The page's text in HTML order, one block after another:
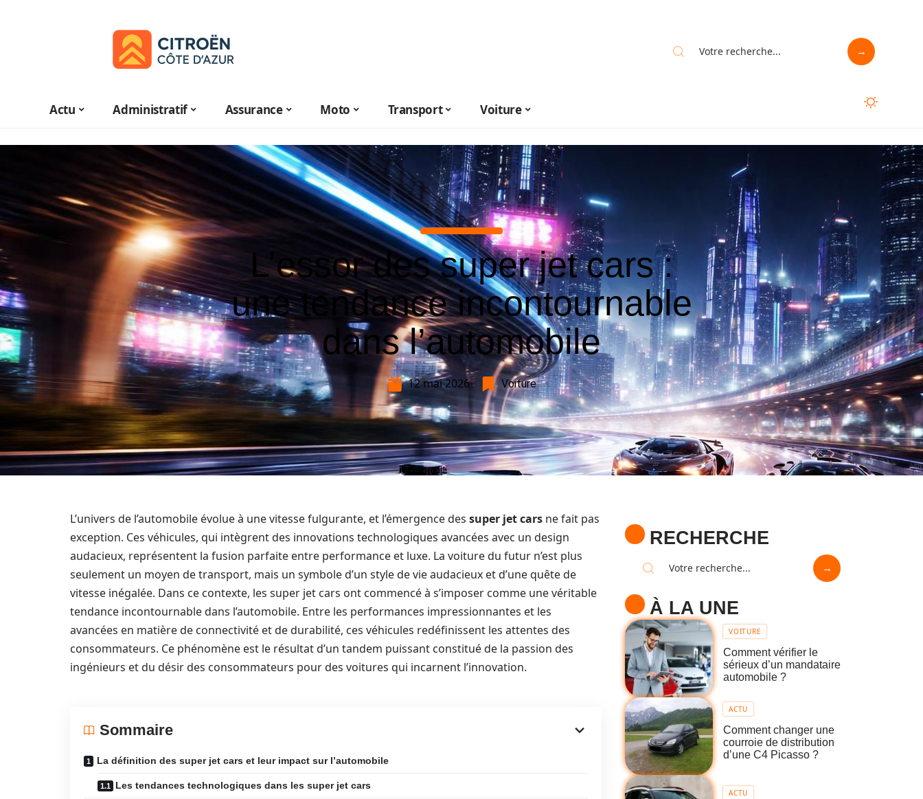
Actu Administratif Assurance Moto Transport Voiture
L’essor des super jet cars :
une tendance incontournable
dans l’automobile
12 mai 2026 Voiture
L’univers de l’automobile évolue à une vitesse fulgurante, et l’émergence des super jet cars ne fait pas
exception. Ces véhicules, qui intègrent des innovations technologiques avancées avec un design
audacieux, représentent la fusion parfaite entre performance et luxe. La voiture du futur n’est plus
seulement un moyen de transport, mais un symbole d’un style de vie audacieux et d’une quête de
vitesse inégalée. Dans ce contexte, les super jet cars ont commencé à s’imposer comme une véritable
tendance incontournable dans l’automobile. Entre les performances impressionnantes et les
avancées en matière de connectivité et de durabilité, ces véhicules redéfinissent les attentes des
consommateurs. Ce phénomène est le résultat d’un tandem puissant constitué de la passion des
ingénieurs et du désir des consommateurs pour des voitures qui incarnent l’innovation.
Sommaire
La définition des super jet cars et leur impact sur l’automobile
Les tendances technologiques dans les super jet cars
RECHERCHE
À LA UNE
VOITURE
Comment vérifier le
sérieux d’un mandataire
automobile ?
ACTU
Comment changer une
courroie de distribution
d’une C4 Picasso ?
ACTU